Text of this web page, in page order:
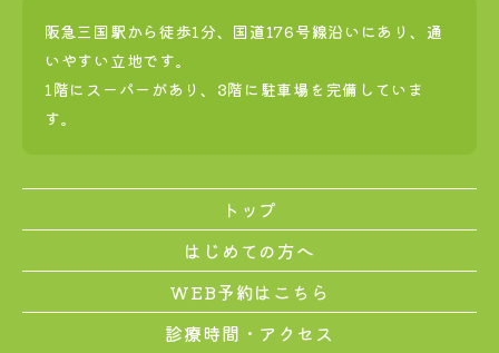
阪急三国駅から徒歩1分、国道176号線沿いにあり、通
いやすい立地です。
1階にスーパーがあり、3階に駐車場を完備していま
す。
トップ
はじめての方へ
WEB予約はこちら
診療時間・アクセス